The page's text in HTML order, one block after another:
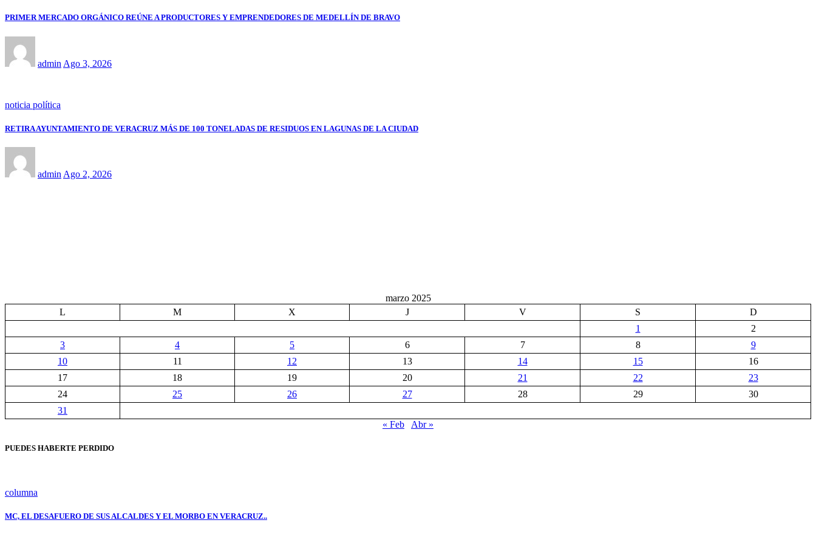
PRIMER MERCADO ORGÁNICO REÚNE A PRODUCTORES Y EMPRENDEDORES DE MEDELLÍN DE BRAVO
admin Ago 3, 2026
noticia política
RETIRA AYUNTAMIENTO DE VERACRUZ MÁS DE 100 TONELADAS DE RESIDUOS EN LAGUNAS DE LA CIUDAD
admin Ago 2, 2026
marzo 2025
L
M X J V S
D
1
2
3
4 5 6 7 8
9
10
11 12 13 14 15
16
17
18 19 20 21 22
23
24
25 26 27 28 29
30
31
« Feb
Abr »
PUEDES HABERTE PERDIDO
columna
MC, EL DESAFUERO DE SUS ALCALDES Y EL MORBO EN VERACRUZ..